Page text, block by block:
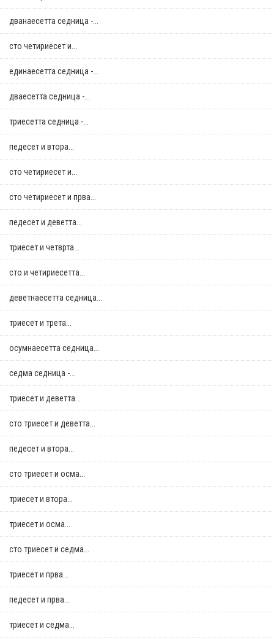
дванаесетта седница -...
сто четириесет и...
единаесетта седница -...
дваесетта седница -...
триесетта седница -...
педесет и втора...
сто четириесет и...
сто четириесет и прва...
педесет и деветта...
триесет и четврта...
сто и четириесетта...
деветнаесетта седница...
триесет и трета...
осумнaесетта седница...
седма седница -...
триесет и деветта...
сто триесет и деветта...
педесет и втора...
сто триесет и осма...
триесет и втора...
триесет и осма...
сто триесет и седма...
триесет и прва...
педесет и прва...
триесет и седма...